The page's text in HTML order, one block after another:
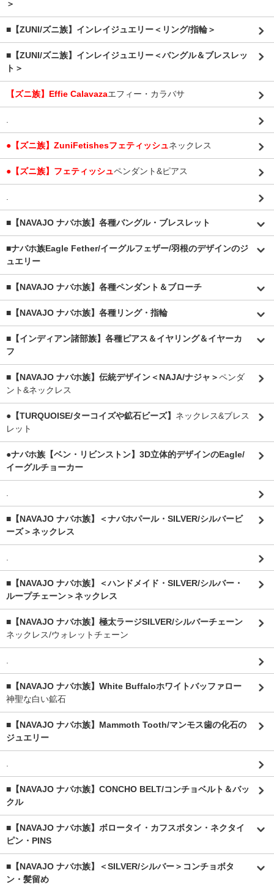
＞
■【ZUNI/ズニ族】インレイジュエリー＜リング/指輪＞
■【ZUNI/ズニ族】インレイジュエリー＜バングル＆ブレスレッ
ト＞
【ズニ族】Effie Calavazaエフィー・カラバサ
.
●【ズニ族】ZuniFetishesフェティッシュネックレス
●【ズニ族】フェティッシュペンダント&ピアス
.
■【NAVAJO ナバホ族】各種バングル・ブレスレット
■ナバホ族Eagle Fether/イーグルフェザー/羽根のデザインのジ
ュエリー
■【NAVAJO ナバホ族】各種ペンダント＆ブローチ
■【NAVAJO ナバホ族】各種リング・指輪
■【インディアン諸部族】各種ピアス＆イヤリング＆イヤーカ
フ
■【NAVAJO ナバホ族】伝統デザイン＜NAJA/ナジャ＞ペンダ
ント&ネックレス
●【TURQUOISE/ターコイズや鉱石ビーズ】 ネックレス&ブレス
レット
●ナバホ族【ベン・リビンストン】3D立体的デザインのEagle/
イーグルチョーカー
.
■【NAVAJO ナバホ族】＜ナバホパール・SILVER/シルバービ
ーズ＞ネックレス
.
■【NAVAJO ナバホ族】＜ハンドメイド・SILVER/シルバー・
ループチェーン＞ネックレス
■【NAVAJO ナバホ族】極太ラージSILVER/シルバーチェーン
ネックレス/ウォレットチェーン
.
■【NAVAJO ナバホ族】White Buffaloホワイトバッファロー
神聖な白い鉱石
■【NAVAJO ナバホ族】Mammoth Tooth/マンモス歯の化石の
ジュエリー
.
■【NAVAJO ナバホ族】CONCHO BELT/コンチョベルト＆バッ
クル
■【NAVAJO ナバホ族】ボロータイ・カフスボタン・ネクタイ
ピン・PINS
■【NAVAJO ナバホ族】＜SILVER/シルバー＞コンチョボタ
ン・髪留め